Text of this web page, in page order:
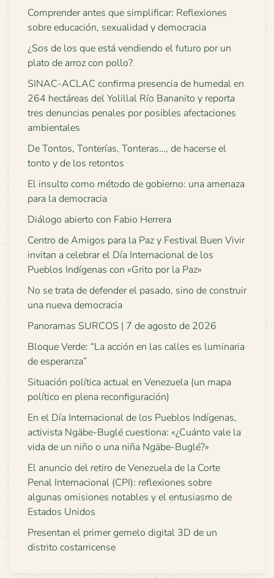
Comprender antes que simplificar: Reflexiones
sobre educación, sexualidad y democracia
¿Sos de los que está vendiendo el futuro por un
plato de arroz con pollo?
SINAC-ACLAC confirma presencia de humedal en
264 hectáreas del Yolillal Río Bananito y reporta
tres denuncias penales por posibles afectaciones
ambientales
De Tontos, Tonterías, Tonteras…, de hacerse el
tonto y de los retontos
El insulto como método de gobierno: una amenaza
para la democracia
Diálogo abierto con Fabio Herrera
Centro de Amigos para la Paz y Festival Buen Vivir
invitan a celebrar el Día Internacional de los
Pueblos Indígenas con «Grito por la Paz»
No se trata de defender el pasado, sino de construir
una nueva democracia
Panoramas SURCOS | 7 de agosto de 2026
Bloque Verde: “La acción en las calles es luminaria
de esperanza”
Situación política actual en Venezuela (un mapa
político en plena reconfiguración)
En el Día Internacional de los Pueblos Indígenas,
activista Ngäbe-Buglé cuestiona: «¿Cuánto vale la
vida de un niño o una niña Ngäbe-Buglé?»
El anuncio del retiro de Venezuela de la Corte
Penal Internacional (CPI): reflexiones sobre
algunas omisiones notables y el entusiasmo de
Estados Unidos
Presentan el primer gemelo digital 3D de un
distrito costarricense